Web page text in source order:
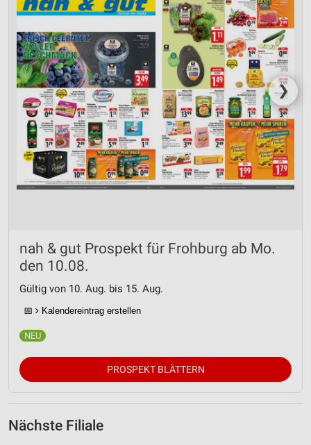
❯
nah & gut Prospekt für Frohburg ab Mo.
den 10.08.
Gültig von 10. Aug. bis 15. Aug.
📅 Kalendereintrag erstellen
PROSPEKT BLÄTTERN
Nächste Filiale